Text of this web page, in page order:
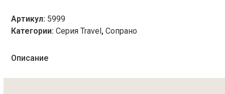
Артикул: 5999
Категории:Серия Travel ,Сопрано
Описание